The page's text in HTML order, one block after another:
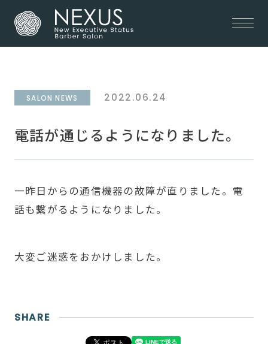
電話が通じるようになりました。
SALON NEWS 2022.06.24
一昨日からの通信機器の故障が直りました。電
話も繋がるようになりました。
大変ご迷惑をおかけしました。
SHARE